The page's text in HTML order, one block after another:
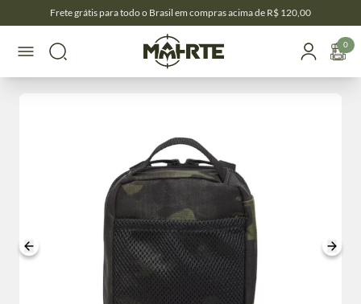
Frete grátis para todo o Brasil em compras acima de R$ 120,00
0